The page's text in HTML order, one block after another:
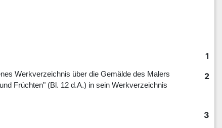
1
2
Werkverzeichnis über die Gemälde des Malers
Früchten" (Bl. 12 d.A.) in sein Werkverzeichnis
3